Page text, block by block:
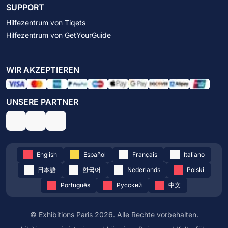
SUPPORT
Hilfezentrum von Tiqets
Hilfezentrum von GetYourGuide
WIR AKZEPTIEREN
UNSERE PARTNER
English Español Français
Italiano
日本語
한국어 Nederlands
Polski
Português
Русский 中文
© Exhibitions Paris 2026. Alle Rechte vorbehalten.